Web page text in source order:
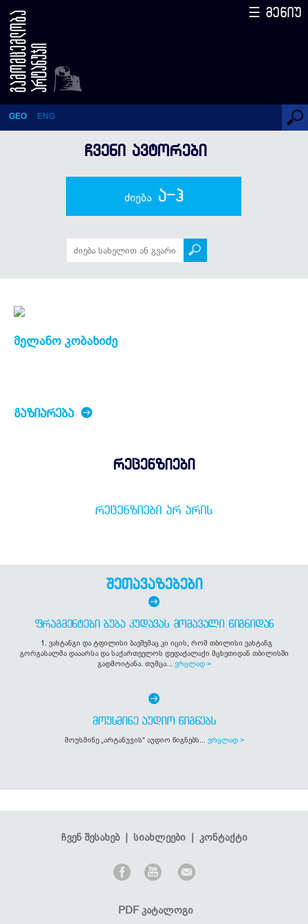
მელანო კობახიძე
GEO ENG
☰ მენიუ
ᲩᲕᲔᲜᲘ ᲐᲕᲢᲝᲠᲔᲑᲘ
ძიება ა-ჰ
მელანო კობახიძე
ᲒᲐᲖᲘᲐᲠᲔᲑᲐ
რეცენზიები
ᲠᲔᲪᲔᲜᲖᲘᲔᲑᲘ ᲐᲠ ᲐᲠᲘᲡ
შეთავაზებები
ᲤᲠᲐᲒᲛᲔᲜᲢᲔᲑᲘ ᲑᲣᲑᲐ ᲙᲣᲓᲐᲕᲐᲡ ᲛᲝᲛᲐᲕᲐᲚᲘ ᲬᲘᲒᲜᲘᲓᲐᲜ
1. ვახტანგი და ტფილისი ბავშვმაც კი იცის, რომ თბილისი ვახტანგ
გორგასალმა დააარსა და საქართველოს დედაქალაქი მცხეთიდან თბილისში
გადმოიტანა. თუმცა... ვრცლად >
ᲛᲝᲣᲡᲛᲘᲜᲔ ᲐᲣᲓᲘᲝ ᲬᲘᲒᲜᲔᲑᲡ
მოუსმინე „არტანუჯის“ აუდიო წიგნებს... ვრცლად >
ჩვენ შესახებ| სიახლეები| კონტაქტი
PDF კატალოგი